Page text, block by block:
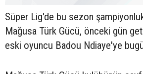
Süper Lig'de bu sezon
Mağusa Türk Gücü, önceki gün
eski oyuncu Badou Ndiaye'ye